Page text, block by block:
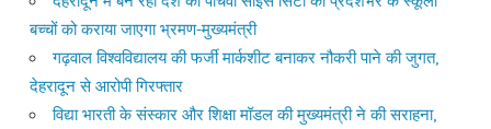
बच्चों को कराया जाएगा भ्रमण-मुख्यमंत्री
गढ़वाल विश्वविद्यालय की फर्जी मार्कशीट बनाकर नौकरी पाने की जुगत,
देहरादून से आरोपी गिरफ्तार
विद्या भारती के संस्कार और शिक्षा मॉडल की मुख्यमंत्री ने की सराहना,